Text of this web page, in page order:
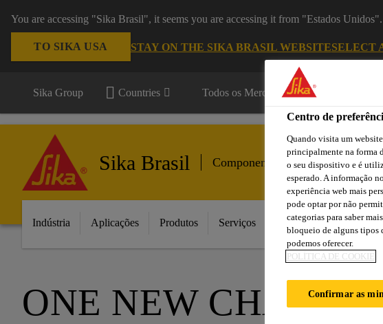
You are accessing "Sika Brasil", it seems you are accessing it from "Estados
TO SIKA USA STAY ON THE SIKA BRASIL WEBSITESELECT
Sika Group Countries Todos os Mercados
Sika Brasil Componentes para Construção
Indústria Aplicações Produtos Serviços Inovação
ONE NEW CHANGE
Centro de
Quando visita um
principalmente na forma
o seu dispositivo e é
esperado. A informação
experiência web mais
pode optar por não
categorias para saber
bloqueio de alguns tipos
podemos oferecer.
POLÍTICA DE COOKIE
Confirmar as